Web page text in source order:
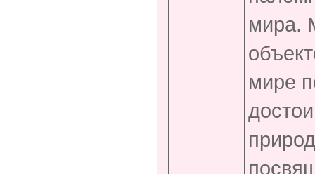
мира.
мире